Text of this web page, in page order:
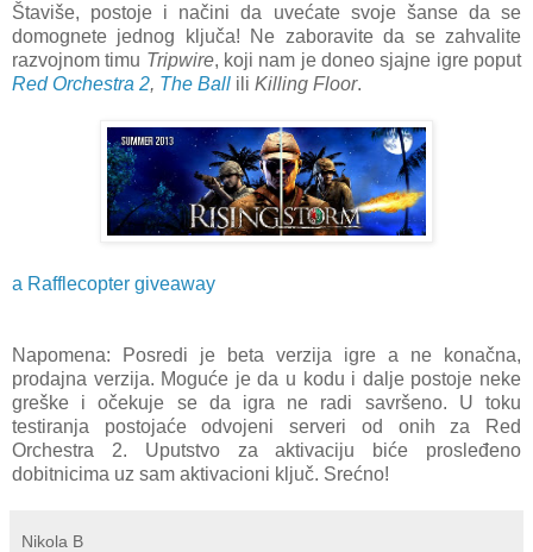
Štaviše, postoje i načini da uvećate svoje šanse da se
domognete jednog ključa! Ne zaboravite da se zahvalite
razvojnom timu Tripwire, koji nam je doneo sjajne igre poput
Red Orchestra 2, The Ball ili Killing Floor.
a Rafflecopter giveaway
Napomena: Posredi je beta verzija igre a ne konačna,
prodajna verzija. Moguće je da u kodu i dalje postoje neke
greške i očekuje se da igra ne radi savršeno. U toku
testiranja postojaće odvojeni serveri od onih za Red
Orchestra 2. Uputstvo za aktivaciju biće prosleđeno
dobitnicima uz sam aktivacioni ključ. Srećno!
Nikola B